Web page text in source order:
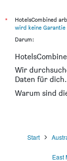
*
HotelsCombined
wird keine
Darum:
Wir
Daten für dich.
Warum sind
Start
East